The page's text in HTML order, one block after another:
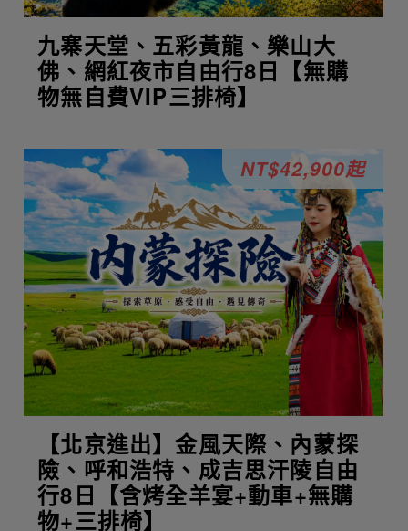
九寨天堂、五彩黃龍、樂山大
佛、網紅夜市自由行8日【無購
物無自費VIP三排椅】
【北京進出】金風天際、內蒙探
險、呼和浩特、成吉思汗陵自由
行8日【含烤全羊宴+動車+無購
物+三排椅】
NT$42,900起